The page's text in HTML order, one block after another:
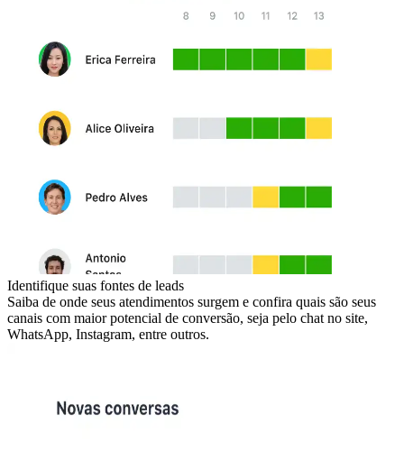
Identifique suas fontes de leads
Saiba de onde seus atendimentos surgem e confira quais são seus
canais com maior potencial de conversão, seja pelo chat no site,
WhatsApp, Instagram, entre outros.